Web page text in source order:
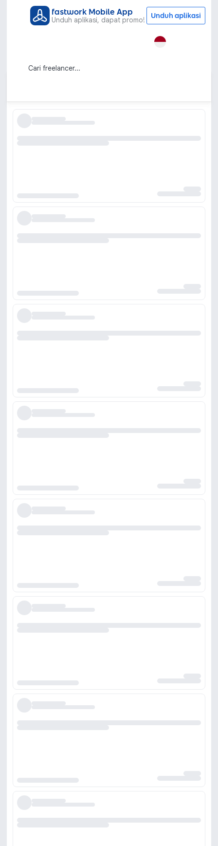
fastwork Mobile App
Unduh aplikasi, dapat promo! Unduh aplikasi
Proses Bisnis